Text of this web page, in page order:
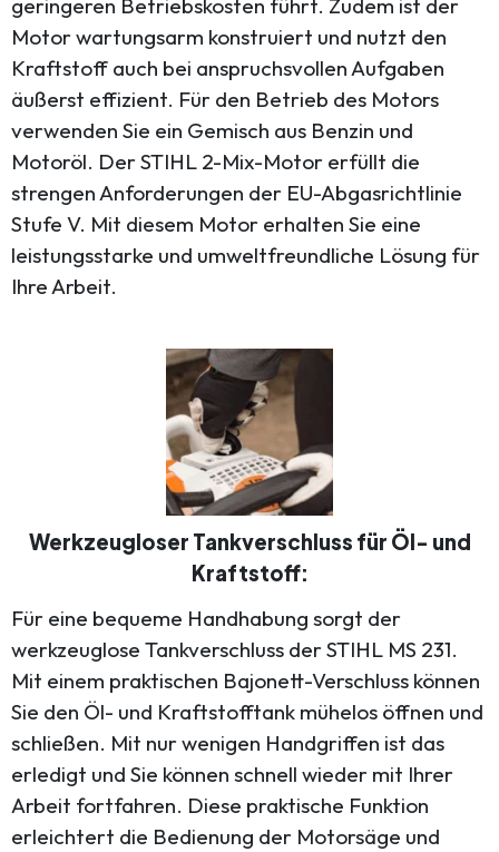
geringeren Betriebskosten führt. Zudem ist der
Motor wartungsarm konstruiert und nutzt den
Kraftstoff auch bei anspruchsvollen Aufgaben
äußerst effizient. Für den Betrieb des Motors
verwenden Sie ein Gemisch aus Benzin und
Motoröl. Der STIHL 2-Mix-Motor erfüllt die
strengen Anforderungen der EU-Abgasrichtlinie
Stufe V. Mit diesem Motor erhalten Sie eine
leistungsstarke und umweltfreundliche Lösung für
Ihre Arbeit.
Werkzeugloser Tankverschluss für Öl- und
Kraftstoff:
Für eine bequeme Handhabung sorgt der
werkzeuglose Tankverschluss der STIHL MS 231.
Mit einem praktischen Bajonett-Verschluss können
Sie den Öl- und Kraftstofftank mühelos öffnen und
schließen. Mit nur wenigen Handgriffen ist das
erledigt und Sie können schnell wieder mit Ihrer
Arbeit fortfahren. Diese praktische Funktion
erleichtert die Bedienung der Motorsäge und